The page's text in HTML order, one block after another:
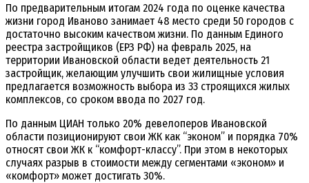
По предварительным итогам 2024 года по оценке качества
жизни город Иваново занимает 48 место среди 50 городов с
достаточно высоким качеством жизни. По данным Единого
реестра застройщиков (ЕРЗ РФ) на февраль 2025, на
территории Ивановской области ведет деятельность 21
застройщик, желающим улучшить свои жилищные условия
предлагается возможность выбора из 33 строящихся жилых
комплексов, со сроком ввода по 2027 год.
По данным ЦИАН только 20% девелоперов Ивановской
области позиционируют свои ЖК как “эконом” и порядка 70%
относят свои ЖК к “комфорт-классу”. При этом в некоторых
случаях разрыв в стоимости между сегментами «эконом» и
«комфорт» может достигать 30%.